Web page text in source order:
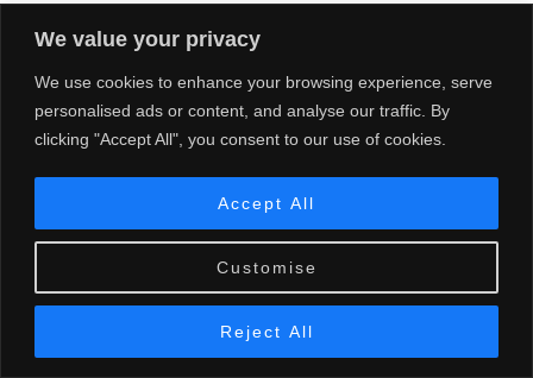
We value your privacy
We use cookies to enhance your browsing experience, serve
personalised ads or content, and analyse our traffic. By
clicking "Accept All", you consent to our use of cookies.
Customise
Reject All
Accept All
Copyright © 2026 THORK MEDIA |Impressum|
Datenschutzerklaerung